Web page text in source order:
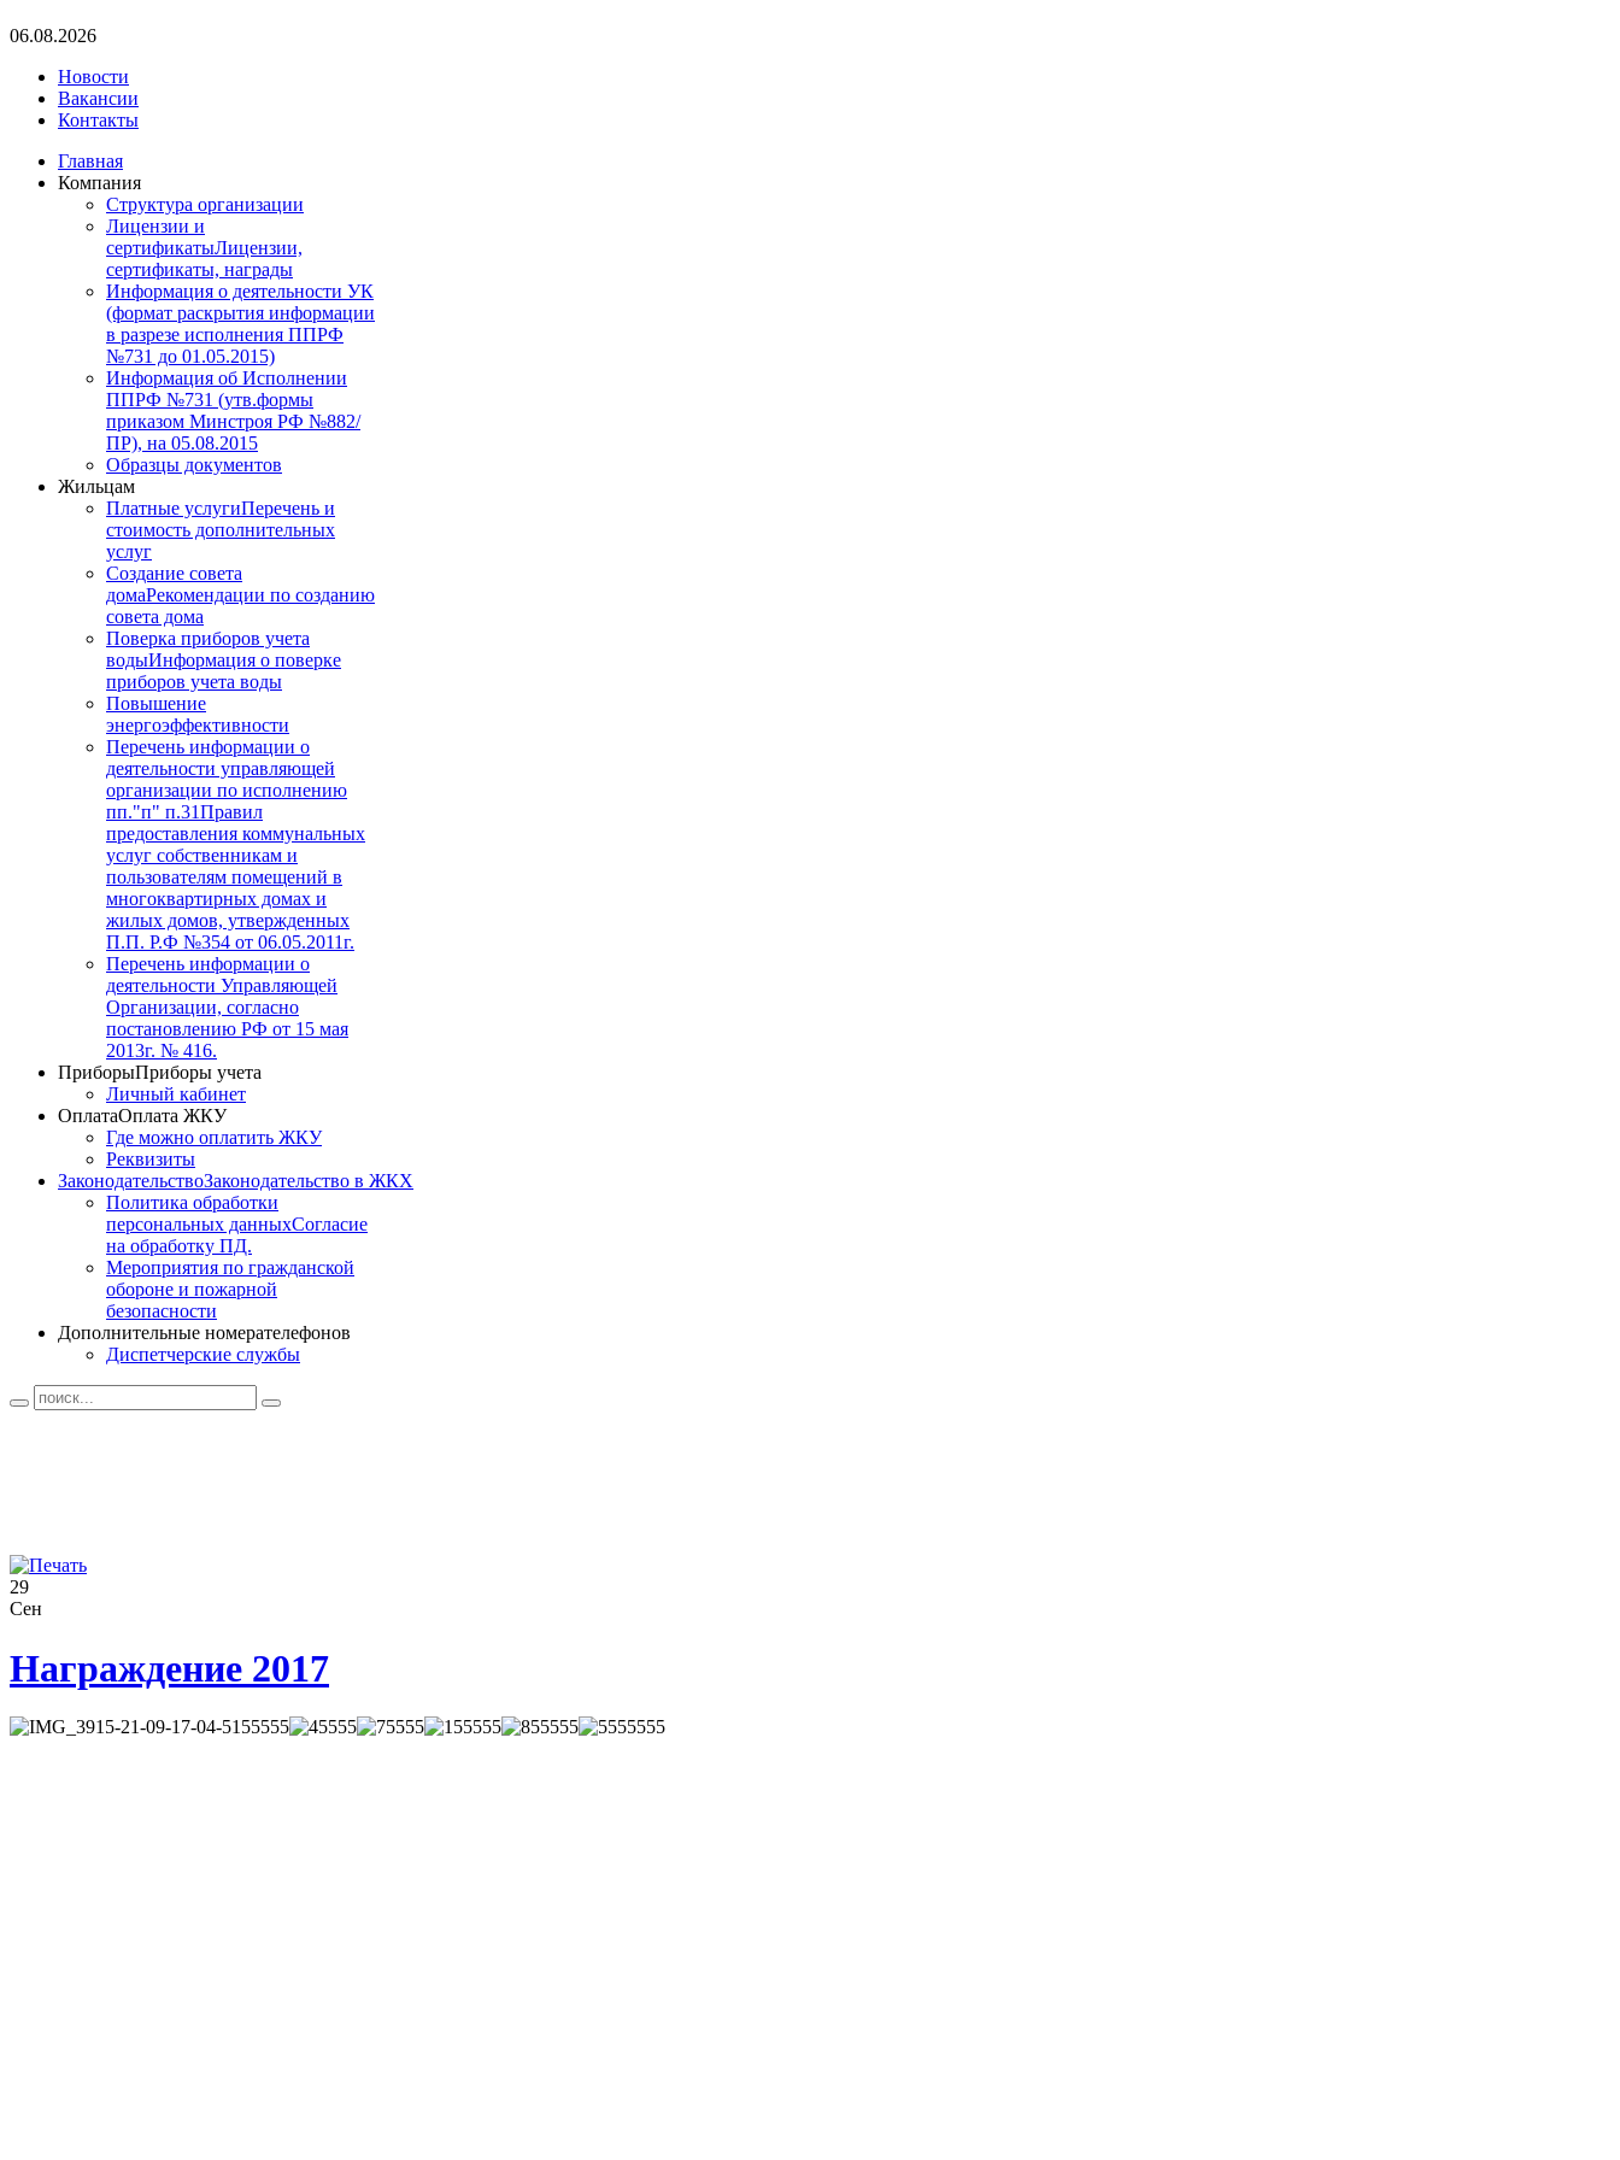
06.08.2026
Новости
Вакансии
Контакты
Главная
Компания
Структура организации
Лицензии и
сертификатыЛицензии,
сертификаты, награды
Информация о деятельности УК
(формат раскрытия информации
в разрезе исполнения ППРФ
№731 до 01.05.2015)
Информация об Исполнении
ППРФ №731 (утв.формы
приказом Минстроя РФ №882/
ПР), на 05.08.2015
Образцы документов
Жильцам
Платные услугиПеречень и
стоимость дополнительных
услуг
Создание совета
домаРекомендации по созданию
совета дома
Поверка приборов учета
водыИнформация о поверке
приборов учета воды
Повышение
энергоэффективности
Перечень информации о
деятельности управляющей
организации по исполнению
пп."п" п.31Правил
предоставления коммунальных
услуг собственникам и
пользователям помещений в
многоквартирных домах и
жилых домов, утвержденных
П.П. Р.Ф №354 от 06.05.2011г.
Перечень информации о
деятельности Управляющей
Организации, согласно
постановлению РФ от 15 мая
2013г. № 416.
ПриборыПриборы учета
Личный кабинет
ОплатаОплата ЖКУ
Где можно оплатить ЖКУ
Реквизиты
ЗаконодательствоЗаконодательство в ЖКХ
Политика обработки
персональных данныхСогласие
на обработку ПД.
Мероприятия по гражданской
обороне и пожарной
безопасности
Дополнительные номерателефонов
Диспетчерские службы
29
Сен
Награждение 2017